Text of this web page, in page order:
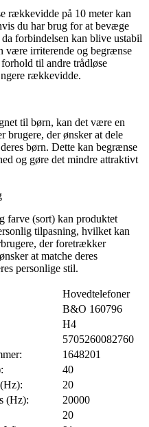
rækkevidde på 10 meter kan
du har brug for at bevæge
forbindelsen kan blive ustabil
være irriterende og begrænse
til andre trådløse
rækkevidde.
til børn, kan det være en
brugere, der ønsker at dele
børn. Dette kan begrænse
og gøre det mindre attraktivt
farve (sort) kan produktet
tilpasning, hvilket kan
der foretrækker
at matche deres
personlige stil.
Hovedtelefoner
B&O 160796
H4
5705260082760
1648201
40
20
(Hz):
20000
20